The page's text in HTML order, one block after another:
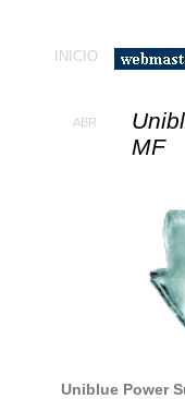
INICIO
ABR
MF
Uniblue Power